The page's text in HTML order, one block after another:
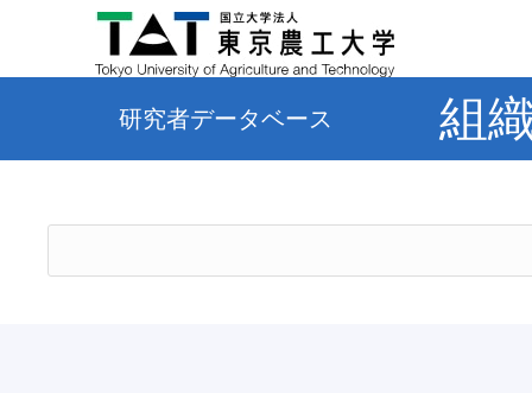
研究者データベース 組